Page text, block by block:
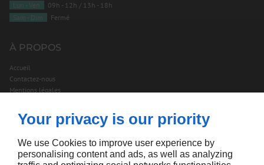
Lun - Ven
09h - 12h / 13h - 18h
Sam - Dim
Fermé
À PROPOS
Accueil
Contactez-nous
Mentions légales
SUIVEZ-NOUS
Your privacy is our priority
We use Cookies to improve user experience by
personalising content and ads, as well as analyzing